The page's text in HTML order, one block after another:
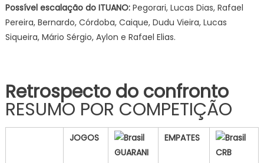
Possível escalação do ITUANO: Pegorari, Lucas Dias, Rafael
Pereira, Bernardo, Córdoba, Caique, Dudu Vieira, Lucas
Siqueira, Mário Sérgio, Aylon e Rafael Elias.
Retrospecto do confronto
RESUMO POR COMPETIÇÃO
JOGOS
GUARANI
EMPATES
CRB